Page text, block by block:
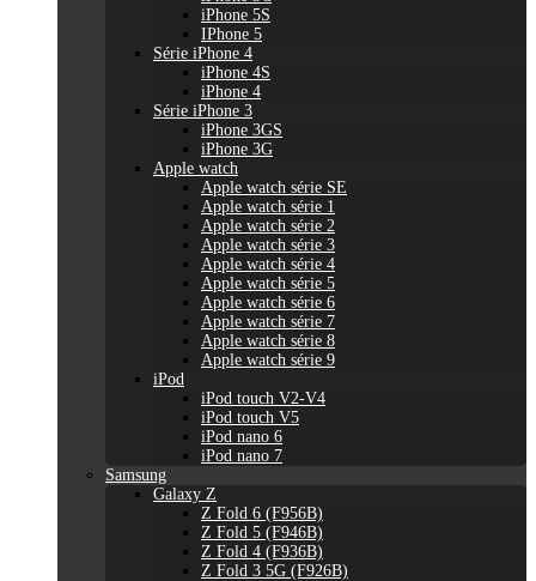
iPhone 5S
IPhone 5
Série iPhone 4
iPhone 4S
iPhone 4
Série iPhone 3
iPhone 3GS
iPhone 3G
Apple watch
Apple watch série SE
Apple watch série 1
Apple watch série 2
Apple watch série 3
Apple watch série 4
Apple watch série 5
Apple watch série 6
Apple watch série 7
Apple watch série 8
Apple watch série 9
iPod
iPod touch V2-V4
iPod touch V5
iPod nano 6
iPod nano 7
Samsung
Galaxy Z
Z Fold 6 (F956B)
Z Fold 5 (F946B)
Z Fold 4 (F936B)
Z Fold 3 5G (F926B)